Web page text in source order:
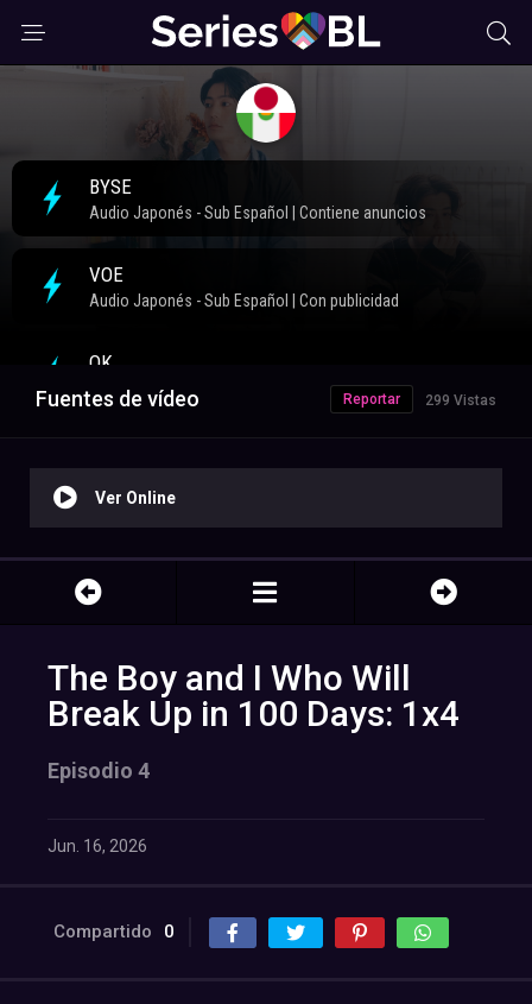
Fuentes de vídeo 299 Vistas
Reportar
Ver Online
The Boy and I Who Will
Break Up in 100 Days: 1x4
Episodio 4
Jun. 16, 2026
Compartido 0